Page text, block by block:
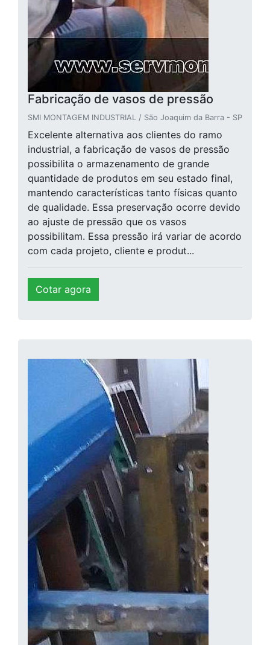
Fabricação de vasos de pressão
SMI MONTAGEM INDUSTRIAL / São Joaquim da Barra - SP
Excelente alternativa aos clientes do ramo
industrial, a fabricação de vasos de pressão
possibilita o armazenamento de grande
quantidade de produtos em seu estado final,
mantendo características tanto físicas quanto
de qualidade. Essa preservação ocorre devido
ao ajuste de pressão que os vasos
possibilitam. Essa pressão irá variar de acordo
com cada projeto, cliente e produt...
Cotar agora